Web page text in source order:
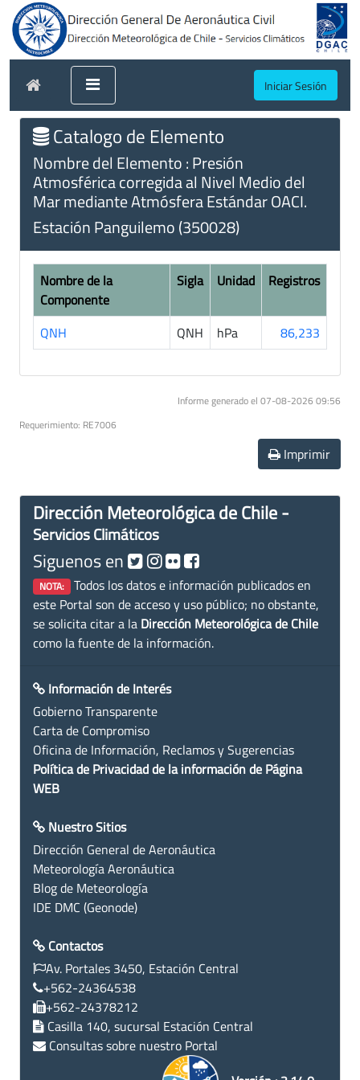
Iniciar Sesión
Catalogo de Elemento
Nombre del Elemento : Presión
Atmosférica corregida al Nivel Medio del
Mar mediante Atmósfera Estándar OACI.
Estación Panguilemo (350028)
Nombre de la
Componente
Sigla Unidad Registros
QNH QNH hPa 86,233
Informe generado el 07-08-2026 09:56
Requerimiento: RE7006
Imprimir
Dirección Meteorológica de Chile -
Servicios Climáticos
Siguenos en
NOTA: Todos los datos e información publicados en
este Portal son de acceso y uso público; no obstante,
se solicita citar a la Dirección Meteorológica de Chile
como la fuente de la información.
Información de Interés
Gobierno Transparente
Carta de Compromiso
Oficina de Información, Reclamos y Sugerencias
Política de Privacidad de la información de Página
WEB
Nuestro Sitios
Dirección General de Aeronáutica
Meteorología Aeronáutica
Blog de Meteorología
IDE DMC (Geonode)
Contactos
Av. Portales 3450, Estación Central
+562-24364538
+562-24378212
Casilla 140, sucursal Estación Central
Consultas sobre nuestro Portal